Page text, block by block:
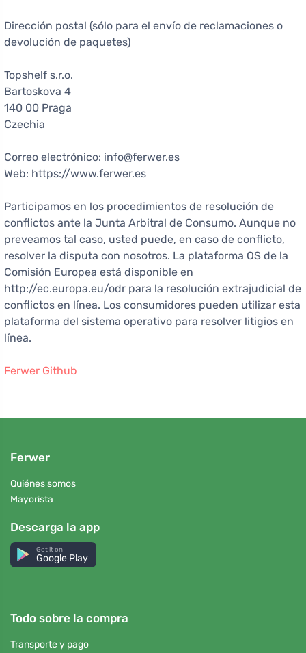
Dirección postal (sólo para el envío de reclamaciones o
devolución de paquetes)
Topshelf s.r.o.
Bartoskova 4
140 00 Praga
Czechia
Correo electrónico: info@ferwer.es
Web: https://www.ferwer.es
Participamos en los procedimientos de resolución de
conflictos ante la Junta Arbitral de Consumo. Aunque no
preveamos tal caso, usted puede, en caso de conflicto,
resolver la disputa con nosotros. La plataforma OS de la
Comisión Europea está disponible en
http://ec.europa.eu/odr para la resolución extrajudicial de
conflictos en línea. Los consumidores pueden utilizar esta
plataforma del sistema operativo para resolver litigios en
línea.
Ferwer Github
Ferwer
Quiénes somos
Mayorista
Descarga la app
Get it on
Google Play
Todo sobre la compra
Transporte y pago